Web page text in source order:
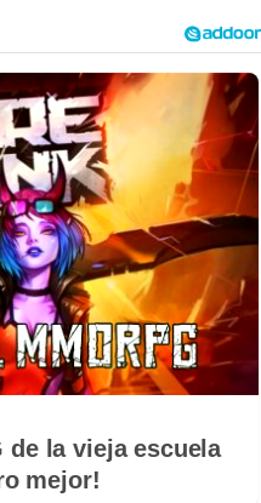
de la vieja escuela
mejor!